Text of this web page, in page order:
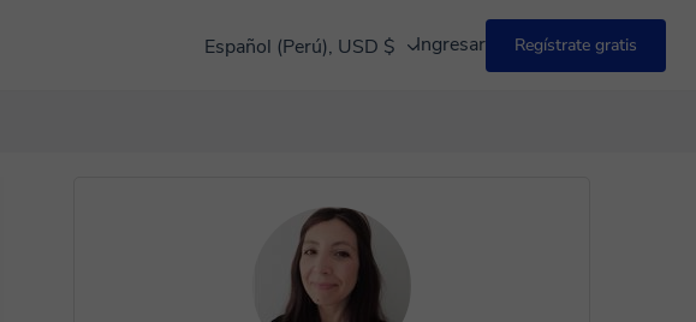
Español (Perú), USD $ Ingresar Regístrate gratis